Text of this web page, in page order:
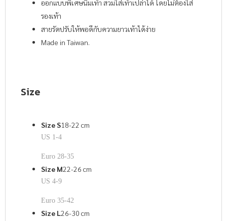
ออกแบบพิเศษนิ่มเท้า สวมใส่เท้าเปล่าได้ โดยไม่ต้องใส่
รองเท้า
สายรัดปรับให้พอดีกับความยาวเท้าได้ง่าย
Made in Taiwan.
Size
Size S18-22 cm
US 1-4
Euro 28-35
Size M22-26 cm
US 4-9
Euro 35-42
Size L26-30 cm